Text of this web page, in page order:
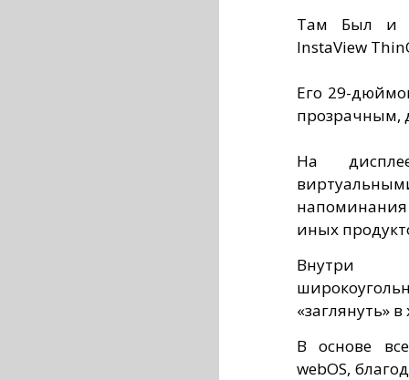
Там Был и
InstaView
Его 29-
прозрачным,
На
напоминания
иных
Внутри
«заглянуть»
В основе
webOS,